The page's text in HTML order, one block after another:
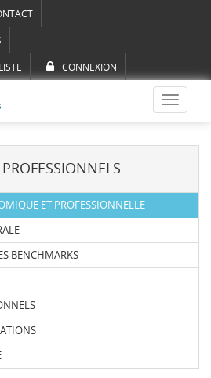
CONNEXION
Toggle
ET PROFESSIONNELLE
BENCHMARKS